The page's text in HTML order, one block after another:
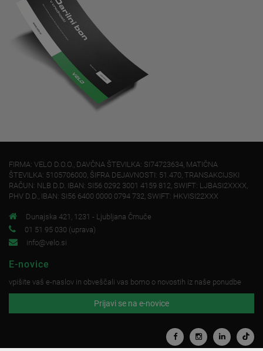
FIRMA: VELO D.O.O., DAVČNA ŠTEVILKA: SI74723634, MATIČNA
ŠTEVILKA: 5105706000, ŠIFRA DEJAVNOSTI: 51.470, TRANSAKCIJSKI
RAČUN: NLB D.D. IBAN: SI56 0292 3001 4159 812, SWIFT: LJBASI2XXXX,
PHV D.D., IBAN: SI56 6400 0000 0794 732, SWIFT: HKVISI22XXX
Dunajska 421, 1231 - Ljubljana Črnuče
01 51 95 030 (uprava)
info@velo.si
E-novice
vpišite vaš e-naslov in obveščali vas bomo o novostih iz naše ponudbe
Prijavi se na e-novice